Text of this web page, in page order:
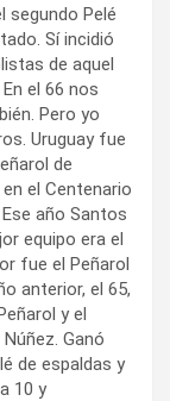
segundo Pelé
Sí incidió
de aquel
el 66 nos
Pero yo
Uruguay fue
de
el Centenario
año Santos
equipo era el
fue el Peñarol
anterior, el 65,
y el
Ganó
de espaldas y
10 y